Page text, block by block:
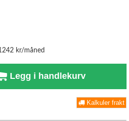
kr/måned
Legg i handlekurv
Kalkuler frakt